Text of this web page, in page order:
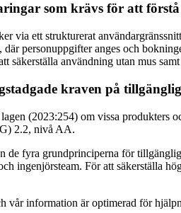
som krävs för att
via ett strukturerat
personuppgifter anges och
säkerställa användning utan mus
kraven på
(2023:254) om vissa produkters
2.2, nivå AA.
de fyra grundprinciperna för
ingenjörsteam. För att säkerställa
vår information är optimerad för